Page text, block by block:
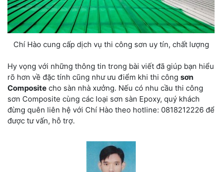
Chí Hào cung cấp dịch vụ thi công sơn uy tín, chất lượng
Hy vọng với những thông tin trong bài viết đã giúp bạn hiểu
rõ hơn về đặc tính cũng như ưu điểm khi thi công sơn
Composite cho sàn nhà xưởng. Nếu có nhu cầu thi công
sơn Composite cùng các loại sơn sàn Epoxy, quý khách
đừng quên liên hệ với Chí Hào theo hotline: 0818212226 để
được tư vấn, hỗ trợ.